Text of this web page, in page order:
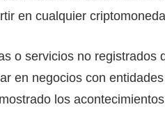
en cualquier
o servicios no registrados
en negocios con
los